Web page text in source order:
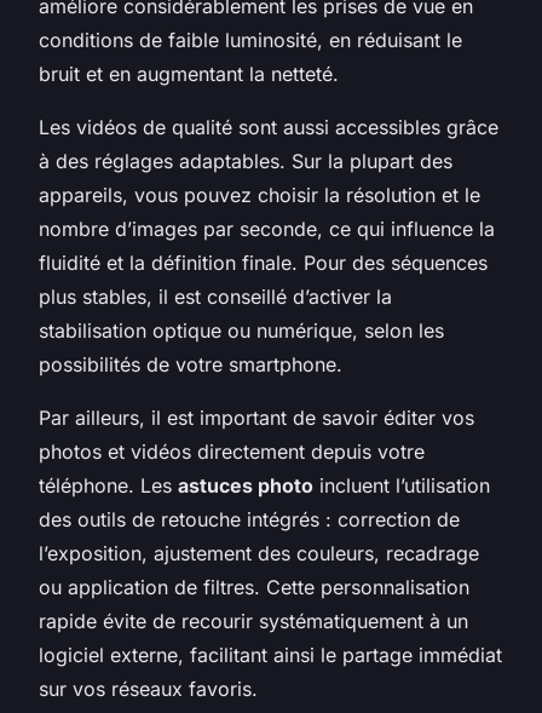
améliore considérablement les prises de vue en
conditions de faible luminosité, en réduisant le
bruit et en augmentant la netteté.
Les vidéos de qualité sont aussi accessibles grâce
à des réglages adaptables. Sur la plupart des
appareils, vous pouvez choisir la résolution et le
nombre d’images par seconde, ce qui influence la
fluidité et la définition finale. Pour des séquences
plus stables, il est conseillé d’activer la
stabilisation optique ou numérique, selon les
possibilités de votre smartphone.
Par ailleurs, il est important de savoir éditer vos
photos et vidéos directement depuis votre
téléphone. Les astuces photo incluent l’utilisation
des outils de retouche intégrés : correction de
l’exposition, ajustement des couleurs, recadrage
ou application de filtres. Cette personnalisation
rapide évite de recourir systématiquement à un
logiciel externe, facilitant ainsi le partage immédiat
sur vos réseaux favoris.